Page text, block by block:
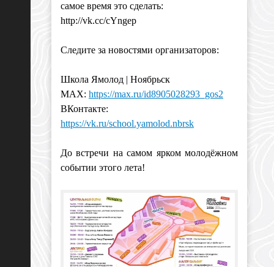
самое время это сделать:
http://vk.cc/cYngep
Следите за новостями организаторов:
Школа Ямолод | Ноябрьск
MAX: https://max.ru/id8905028293_gos2
ВКонтакте:
https://vk.ru/school.yamolod.nbrsk
До встречи на самом ярком молодёжном
событии этого лета!